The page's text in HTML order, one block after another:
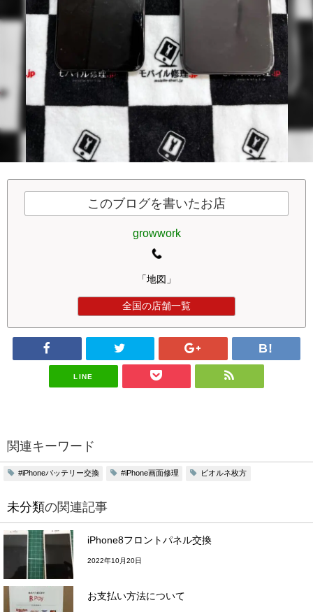
このブログを書いたお店
growwork
「地図」
全国の店舗一覧
LINE
関連キーワード
#iPhoneバッテリー交換 #iPhone画面修理 ビオルネ枚方
未分類の関連記事
iPhone8フロントパネル交換
2022年10月20日
お支払い方法について